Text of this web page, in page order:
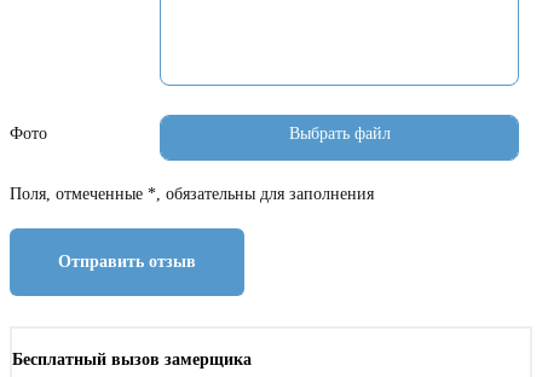
Фото
Поля, отмеченные *, обязательны для заполнения
Отправить отзыв
Бесплатный вызов замерщика